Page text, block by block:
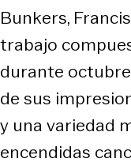
Bunkers,
trabajo
durante
de sus
y una variedad
encendidas